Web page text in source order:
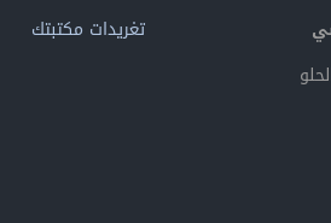
تغريدات مكتبتك